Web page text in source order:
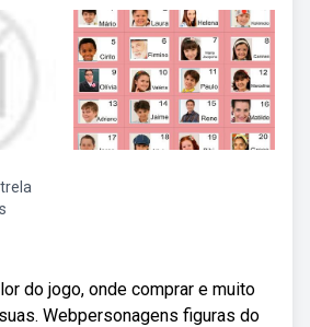
do jogo, onde comprar e muito
Webpersonagens figuras do